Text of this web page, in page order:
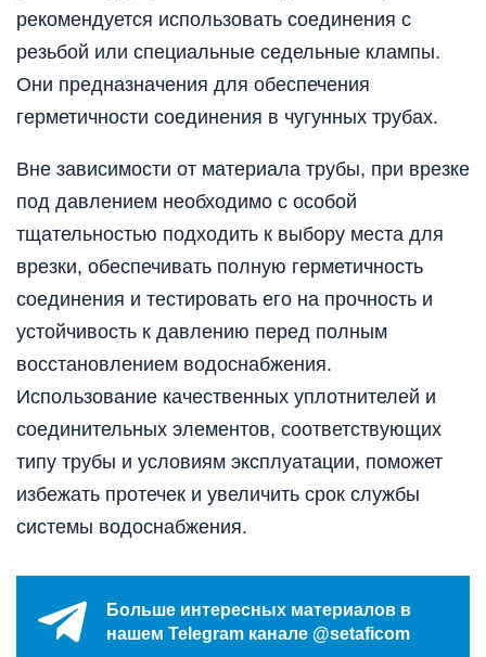
рекомендуется использовать соединения с
резьбой или специальные седельные клампы.
Они предназначения для обеспечения
герметичности соединения в чугунных трубах.
Вне зависимости от материала трубы, при врезке
под давлением необходимо с особой
тщательностью подходить к выбору места для
врезки, обеспечивать полную герметичность
соединения и тестировать его на прочность и
устойчивость к давлению перед полным
восстановлением водоснабжения.
Использование качественных уплотнителей и
соединительных элементов, соответствующих
типу трубы и условиям эксплуатации, поможет
избежать протечек и увеличить срок службы
системы водоснабжения.
Больше интересных материалов в
нашем Telegram канале @setaficom